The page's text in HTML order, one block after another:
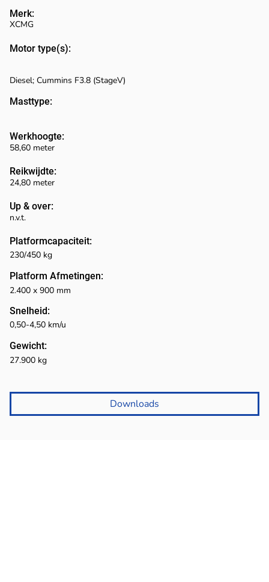
Downloads
Merk:
Motor type(s):
Werkhoogte:
Reikwijdte:
Up & over:
Platformcapaciteit:
Platform Afmetingen:
Snelheid:
Gewicht:
XCMG
Diesel; Cummins F3.8 (StageV)
58,60 meter
24,80 meter
n.v.t.
230/450 kg
2.400 x 900 mm
0,50-4,50 km/u
27.900 kg
Masttype: